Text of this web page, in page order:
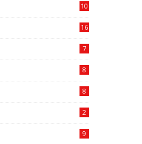
10
16
7
8
8
2
9